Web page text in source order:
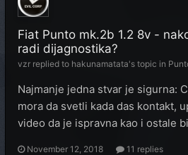
Fiat Punto mk.2b 1.2 8v -
radi dijagnostika?
vzr replied to hakunamatata's topic in
Najmanje jedna stvar je sigurna:
mora da svetli kada das kontakt,
video da je ispravna kao i ostale
November 12, 2018 11 replies